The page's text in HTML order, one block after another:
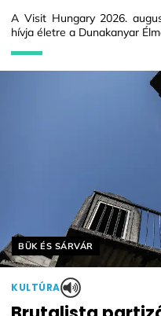
A Visit Hungary 2026.
hívja életre a Dunakanyar
Helyszín címkék:
BÜK ÉS SÁRVÁR
KULTÚRA